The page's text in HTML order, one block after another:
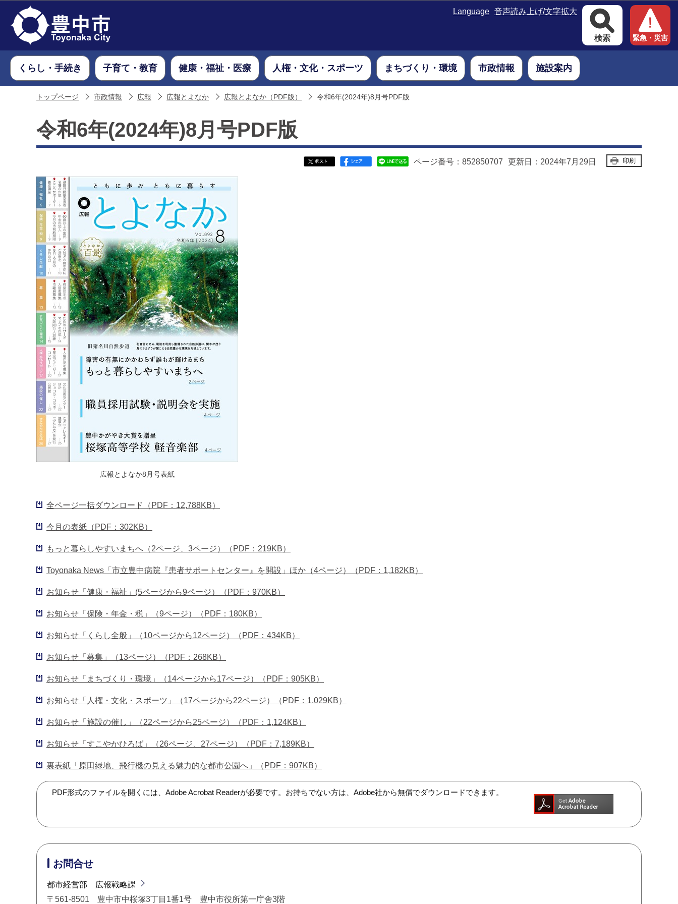
Language 音声読み上げ/文字拡大
検索 緊急・災害
くらし・手続き 子育て・教育 健康・福祉・医療 人権・文化・スポーツ まちづくり・環境 市政情報 施設案内
トップページ 市政情報 広報 広報とよなか 広報とよなか（PDF版） 令和6年(2024年)8月号PDF版
令和6年(2024年)8月号PDF版
ページ番号：852850707 更新日：2024年7月29日 印刷
広報とよなか8月号表紙
全ページ一括ダウンロード（PDF：12,788KB）
今月の表紙（PDF：302KB）
もっと暮らしやすいまちへ（2ページ、3ページ）（PDF：219KB）
Toyonaka News「市立豊中病院『患者サポートセンター』を開設」ほか（4ページ）（PDF：1,182KB）
お知らせ「健康・福祉」(5ページから9ページ）（PDF：970KB）
お知らせ「保険・年金・税」（9ページ）（PDF：180KB）
お知らせ「くらし全般」（10ページから12ページ）（PDF：434KB）
お知らせ「募集」（13ページ）（PDF：268KB）
お知らせ「まちづくり・環境」（14ページから17ページ）（PDF：905KB）
お知らせ「人権・文化・スポーツ」（17ページから22ページ）（PDF：1,029KB）
お知らせ「施設の催し」（22ページから25ページ）（PDF：1,124KB）
お知らせ「すこやかひろば」（26ページ、27ページ）（PDF：7,189KB）
裏表紙「原田緑地、飛行機の見える魅力的な都市公園へ」（PDF：907KB）
PDF形式のファイルを開くには、Adobe Acrobat Readerが必要です。お持ちでない方は、Adobe社から無償でダウンロードできます。
お問合せ
都市経営部 広報戦略課
〒561-8501 豊中市中桜塚3丁目1番1号 豊中市役所第一庁舎3階